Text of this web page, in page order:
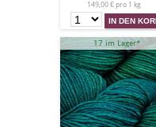
149,00 € pro 1 kg
17 im Lager*